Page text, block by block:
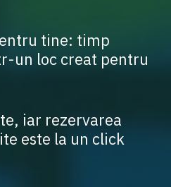
tine: timp
un loc creat pentru
iar rezervarea
este la un click